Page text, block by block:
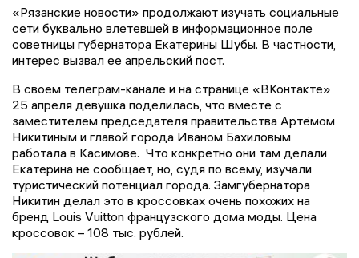
«Рязанские новости» продолжают изучать социальные
сети буквально влетевшей в информационное поле
советницы губернатора Екатерины Шубы. В частности,
интерес вызвал ее апрельский пост.
В своем телеграм-канале и на странице «ВКонтакте»
25 апреля девушка поделилась, что вместе с
заместителем председателя правительства Артёмом
Никитиным и главой города Иваном Бахиловым
работала в Касимове. Что конкретно они там делали
Екатерина не сообщает, но, судя по всему, изучали
туристический потенциал города. Замгубернатора
Никитин делал это в кроссовках очень похожих на
бренд Louis Vuitton французского дома моды. Цена
кроссовок – 108 тыс. рублей.